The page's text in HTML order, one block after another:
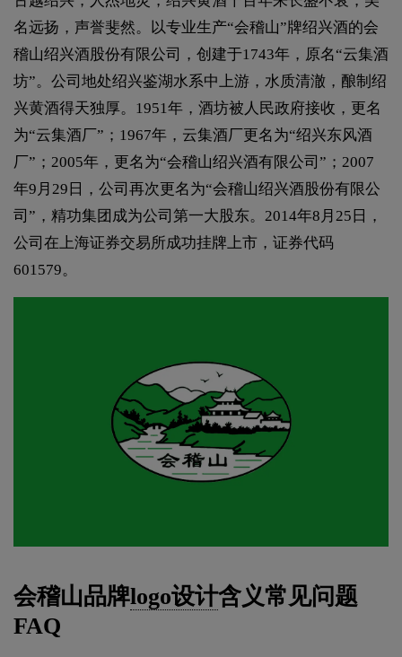
名远扬，声誉斐然。以专业生产“会稽山”牌绍兴酒的会
稽山绍兴酒股份有限公司，创建于1743年，原名“云集酒
坊”。公司地处绍兴鉴湖水系中上游，水质清澈，酿制绍
兴黄酒得天独厚。1951年，酒坊被人民政府接收，更名
为“云集酒厂”；1967年，云集酒厂更名为“绍兴东风酒
厂”；2005年，更名为“会稽山绍兴酒有限公司”；2007
年9月29日，公司再次更名为“会稽山绍兴酒股份有限公
司”，精功集团成为公司第一大股东。2014年8月25日，
公司在上海证券交易所成功挂牌上市，证券代码
601579。
会稽山品牌logo设计含义常见问题
FAQ